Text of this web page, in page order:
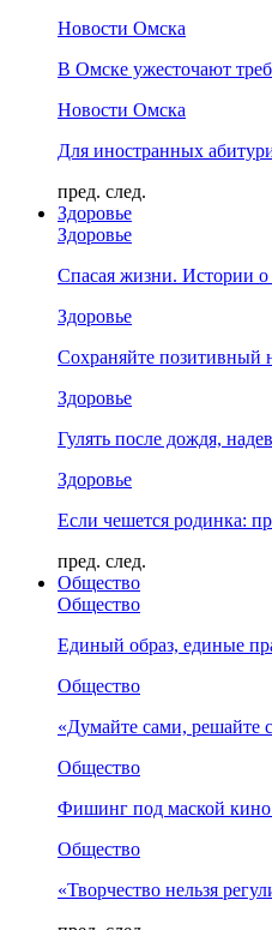
Новости Омска
В Омске ужесточают
Новости Омска
Для иностранных
пред. след.
Здоровье
Здоровье
Спасая жизни. Истории
Здоровье
Сохраняйте позитивный
Здоровье
Гулять после дождя,
Здоровье
Если чешется родинка:
пред. след.
Общество
Общество
Единый образ, единые
Общество
«Думайте сами,
Общество
Фишинг под маской кино
Общество
«Творчество нельзя